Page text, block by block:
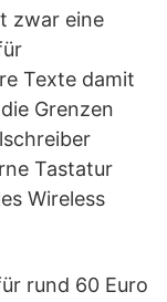
zwar eine
Texte damit
Grenzen
Tastatur
Wireless
rund 60 Euro